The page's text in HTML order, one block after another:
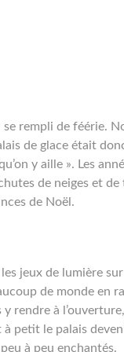
rempli de féérie.
de glace était
y aille ». Les
de neiges et
de Noël.
jeux de lumière
de monde en
rendre à
petit le palais
à peu enchantés.